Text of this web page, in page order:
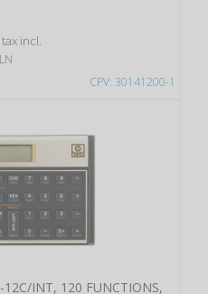
CPV: 30141200-1
tax incl.
12C/INT, 120 FUNCTIONS,